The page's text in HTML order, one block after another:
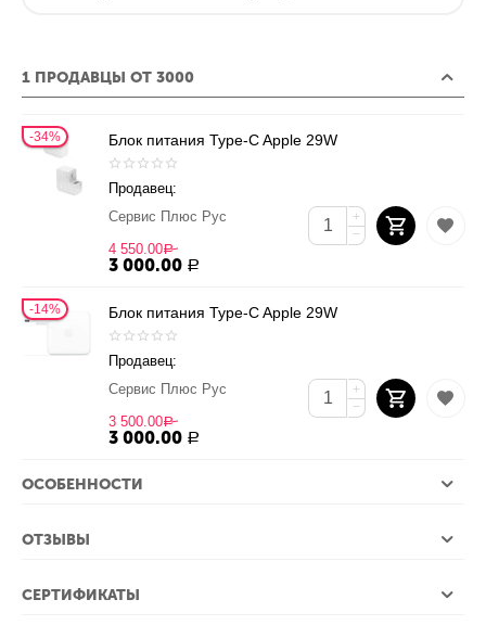
1 ПРОДАВЦЫ ОТ 3000
34% Блок питания Type-C Apple 29W
Продавец:
Сервис Плюс Рус
4 550.00Р
3 000.00 Р
+
−
14% Блок питания Type-C Apple 29W
Продавец:
Сервис Плюс Рус
3 500.00Р
3 000.00 Р
+
−
ОСОБЕННОСТИ
ОТЗЫВЫ
СЕРТИФИКАТЫ